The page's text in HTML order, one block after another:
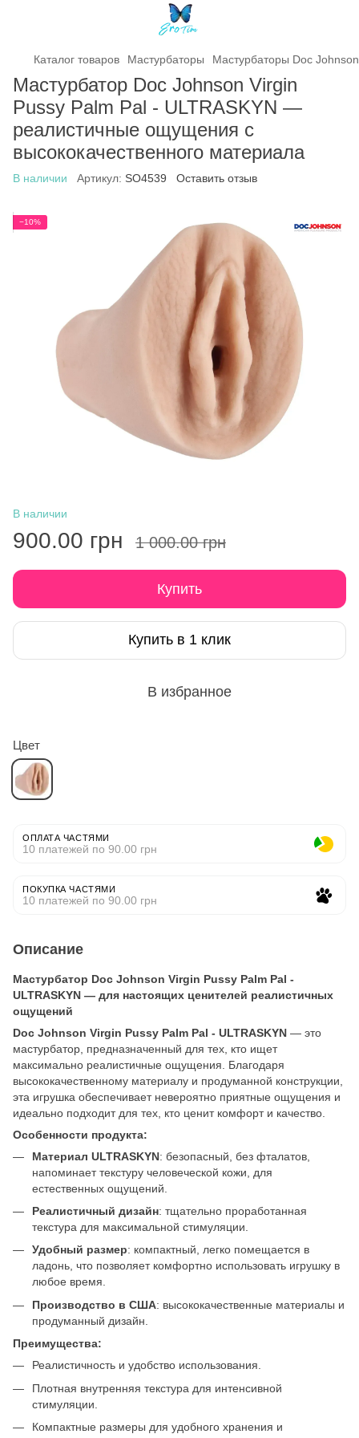
Каталог товаров Мастурбаторы Мастурбаторы Doc Johnson
Мастурбатор Doc Johnson Virgin
Pussy Palm Pal - ULTRASKYN —
реалистичные ощущения с
высококачественного материала
В наличии Артикул: SO4539 Оставить отзыв
−10%
В наличии
900.00 грн 1 000.00 грн
Купить
Купить в 1 клик
В избранное
Цвет
ОПЛАТА ЧАСТЯМИ
10 платежей по 90.00 грн
ПОКУПКА ЧАСТЯМИ
10 платежей по 90.00 грн
Описание
Мастурбатор Doc Johnson Virgin Pussy Palm Pal -
ULTRASKYN — для настоящих ценителей реалистичных
ощущений
Doc Johnson Virgin Pussy Palm Pal - ULTRASKYN — это
мастурбатор, предназначенный для тех, кто ищет
максимально реалистичные ощущения. Благодаря
высококачественному материалу и продуманной конструкции,
эта игрушка обеспечивает невероятно приятные ощущения и
идеально подходит для тех, кто ценит комфорт и качество.
Особенности продукта:
Материал ULTRASKYN: безопасный, без фталатов,
напоминает текстуру человеческой кожи, для
естественных ощущений.
Реалистичный дизайн: тщательно проработанная
текстура для максимальной стимуляции.
Удобный размер: компактный, легко помещается в
ладонь, что позволяет комфортно использовать игрушку в
любое время.
Производство в США: высококачественные материалы и
продуманный дизайн.
Преимущества:
Реалистичность и удобство использования.
Плотная внутренняя текстура для интенсивной
стимуляции.
Компактные размеры для удобного хранения и